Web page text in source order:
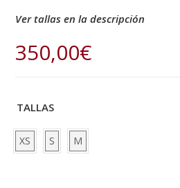
Ver tallas en la descripción
350,00€
TALLAS
XS S M